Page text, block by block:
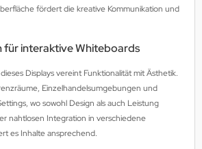
fördert die kreative Kommunikation und
für interaktive Whiteboards
Displays vereint Funktionalität mit Ästhetik.
Einzelhandelsumgebungen und
wo sowohl Design als auch Leistung
nahtlosen Integration in verschiedene
es Inhalte ansprechend.